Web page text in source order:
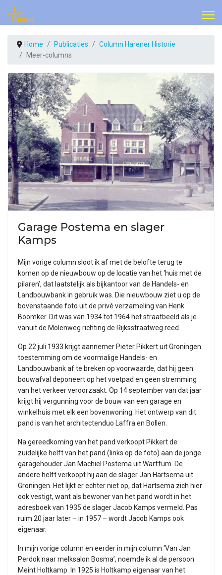
Home Publicaties
Column Harener Historie
Meer-columns
Garage Postema en slager
Kamps
Mijn vorige column sloot ik af met de belofte terug te
komen op de nieuwbouw op de locatie van het ‘huis met de
pilaren’, dat laatstelijk als bijkantoor van de Handels- en
Landbouwbank in gebruik was. Die nieuwbouw ziet u op de
bovenstaande foto uit de privé verzameling van Henk
Boomker. Dit was van 1934 tot 1964 het straatbeeld als je
vanuit de Molenweg richting de Rijksstraatweg reed.
Op 22 juli 1933 krijgt aannemer Pieter Pikkert uit Groningen
toestemming om de voormalige Handels- en
Landbouwbank af te breken op voorwaarde, dat hij geen
bouwafval deponeert op het voetpad en geen stremming
van het verkeer veroorzaakt. Op 14 september van dat jaar
krijgt hij vergunning voor de bouw van een garage en
winkelhuis met elk een bovenwoning. Het ontwerp van dit
pand is van het architectenduo Laffra en Bollen.
Na gereedkoming van het pand verkoopt Pikkert de
zuidelijke helft van het pand (links op de foto) aan de jonge
garagehouder Jan Machiel Postema uit Warffum. De
andere helft verkoopt hij aan de slager Jan Hartsema uit
Groningen. Het lijkt er echter niet op, dat Hartsema zich hier
ook vestigt, want als bewoner van het pand wordt in het
adresboek van 1935 de slager Jacob Kamps vermeld. Pas
ruim 20 jaar later – in 1957 – wordt Jacob Kamps ook
eigenaar.
In mijn vorige column en eerder in mijn column ‘Van Jan
Perdok naar melksalon Bosma’, noemde ik al de persoon
Meint Holtkamp. In 1925 is Holtkamp eigenaar van het